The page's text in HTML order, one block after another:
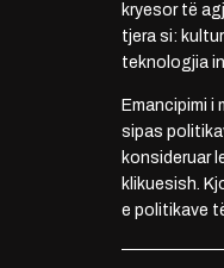
kryesor të
tjera si:
teknologjia
Emancipimi i
sipas
konsideruar
klikuesish.
e politikave